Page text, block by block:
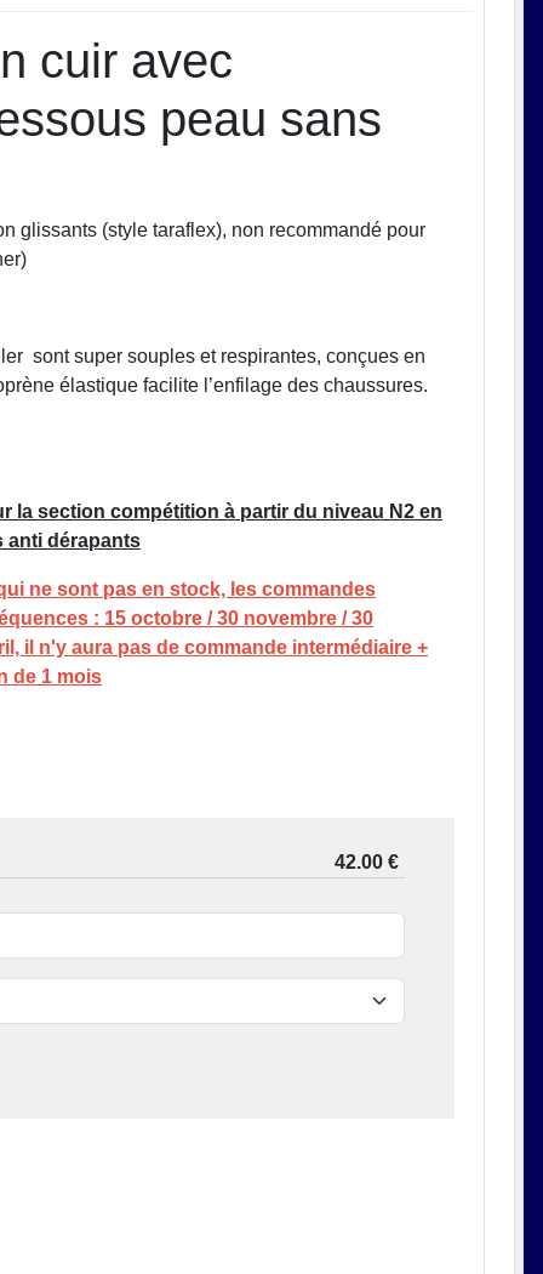
cuir avec
peau sans
glissants (style taraflex), non recommandé pour
sont super souples et respirantes, conçues en
élastique facilite l’enfilage des chaussures.
la section compétition à partir du niveau N2 en
anti dérapants
ne sont pas en stock, les commandes
: 15 octobre / 30 novembre / 30
il n'y aura pas de commande intermédiaire +
de 1 mois